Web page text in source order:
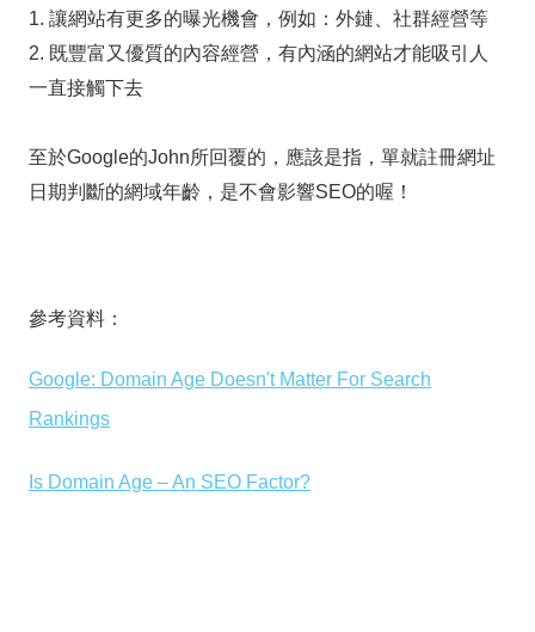
1. 讓網站有更多的曝光機會，例如：外鏈、社群經營等
2. 既豐富又優質的內容經營，有內涵的網站才能吸引人
一直接觸下去
至於Google的John所回覆的，應該是指，單就註冊網址
日期判斷的網域年齡，是不會影響SEO的喔！
參考資料：
Google: Domain Age Doesn't Matter For Search
Rankings
Is Domain Age – An SEO Factor?